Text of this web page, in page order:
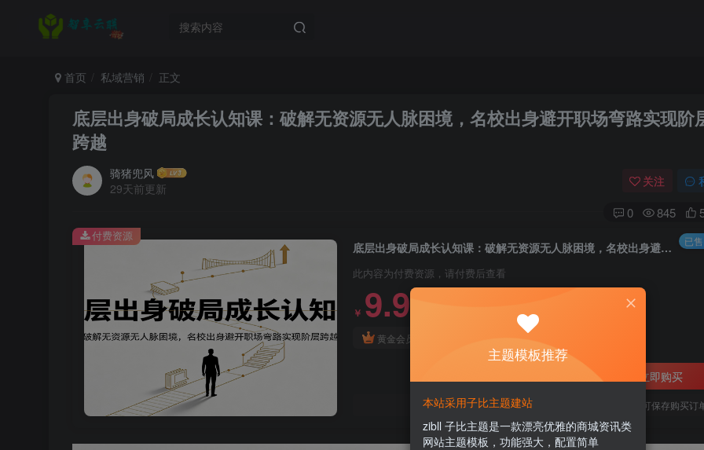
首页 私域营销 正文
底层出身破局成长认知课：破解无资源无人脉困境，名校出身避开职场弯路实现阶
跨越
骑猪兜风
29天前更新
关注
0 845
底层出身破局成长认知课：破解无资源无人脉困境，名校出身避开职场弯路实现阶层跨越
此内容为付费资源，请付费后查看
￥ 9.9
黄金会员 免费
立即购买
您当前未登录！建议登陆后购买，可保存购买订
付费资源 已
主题模板推荐
本站采用子比主题建站
zibll 子比主题是一款漂亮优雅的商城资讯类
网站主题模板，功能强大，配置简单